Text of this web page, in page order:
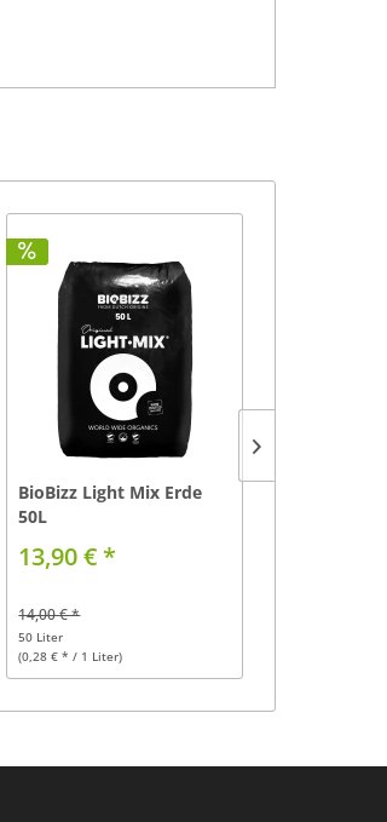
BioBizz Light Mix Erde
50L
13,90 € *
14,00 € *
50 Liter
(0,28 € * / 1 Liter)